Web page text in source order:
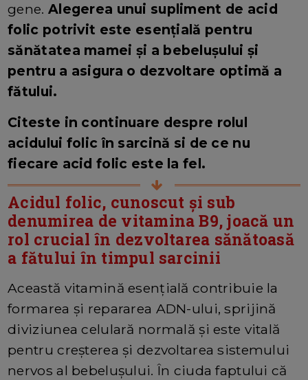
gene. Alegerea unui supliment de acid
folic potrivit este esențială pentru
sănătatea mamei și a bebelușului și
pentru a asigura o dezvoltare optimă a
fătului.
Citeste in continuare despre rolul
acidului folic în sarcină si de ce nu
fiecare acid folic este la fel.
Acidul folic, cunoscut și sub
denumirea de vitamina B9, joacă un
rol crucial în dezvoltarea sănătoasă
a fătului în timpul sarcinii
Această vitamină esențială contribuie la
formarea și repararea ADN-ului, sprijină
diviziunea celulară normală și este vitală
pentru creșterea și dezvoltarea sistemului
nervos al bebelușului. În ciuda faptului că